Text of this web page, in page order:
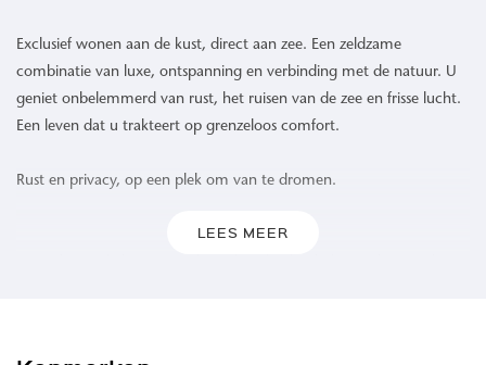
Exclusief wonen aan de kust, direct aan zee. Een zeldzame
combinatie van luxe, ontspanning en verbinding met de natuur. U
geniet onbelemmerd van rust, het ruisen van de zee en frisse lucht.
Een leven dat u trakteert op grenzeloos comfort.
Rust en privacy, op een plek om van te dromen.
LEES MEER